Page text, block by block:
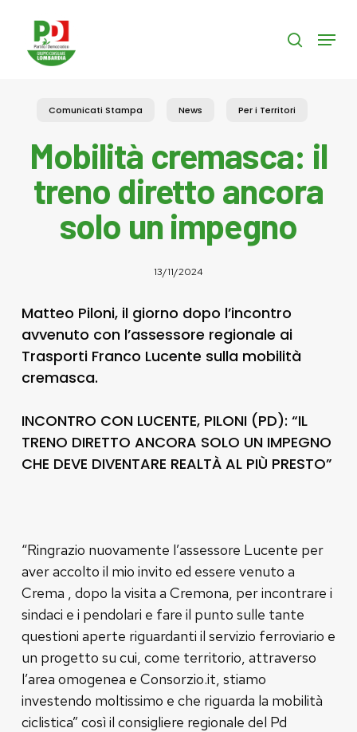
content
search
Menu
Comunicati Stampa News Per i Territori
Mobilità cremasca: il
treno diretto ancora
solo un impegno
13/11/2024
Matteo Piloni, il giorno dopo l’incontro
avvenuto con l’assessore regionale ai
Trasporti Franco Lucente sulla mobilità
cremasca.
INCONTRO CON LUCENTE, PILONI (PD): “IL
TRENO DIRETTO ANCORA SOLO UN IMPEGNO
CHE DEVE DIVENTARE REALTÀ AL PIÙ PRESTO”
“Ringrazio nuovamente l’assessore Lucente per
aver accolto il mio invito ed essere venuto a
Crema , dopo la visita a Cremona, per incontrare i
sindaci e i pendolari e fare il punto sulle tante
questioni aperte riguardanti il servizio ferroviario e
un progetto su cui, come territorio, attraverso
l’area omogenea e Consorzio.it, stiamo
investendo moltissimo e che riguarda la mobilità
ciclistica” così il consigliere regionale del Pd